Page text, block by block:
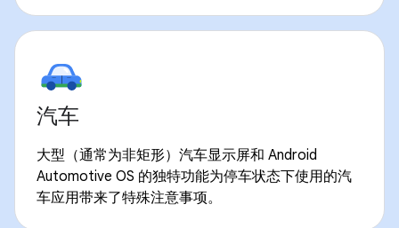
汽车
大型（通常为非矩形）汽车显示屏和 Android
Automotive OS 的独特功能为停车状态下使用的汽
车应用带来了特殊注意事项。